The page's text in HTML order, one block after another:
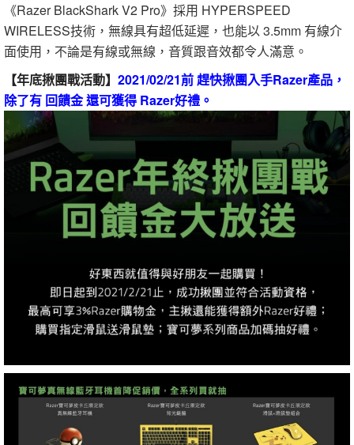
《Razer BlackShark V2 Pro》採用 HYPERSPEED
WIRELESS技術，無線具有超低延遲，也能以 3.5mm 有線介
面使用，不論是有線或無線，音質跟音效都令人滿意。
【年底揪團戰活動】 2021/02/21前 趕快揪團入手Razer產品，
除了有 回饋金 還可獲得 Razer好禮。